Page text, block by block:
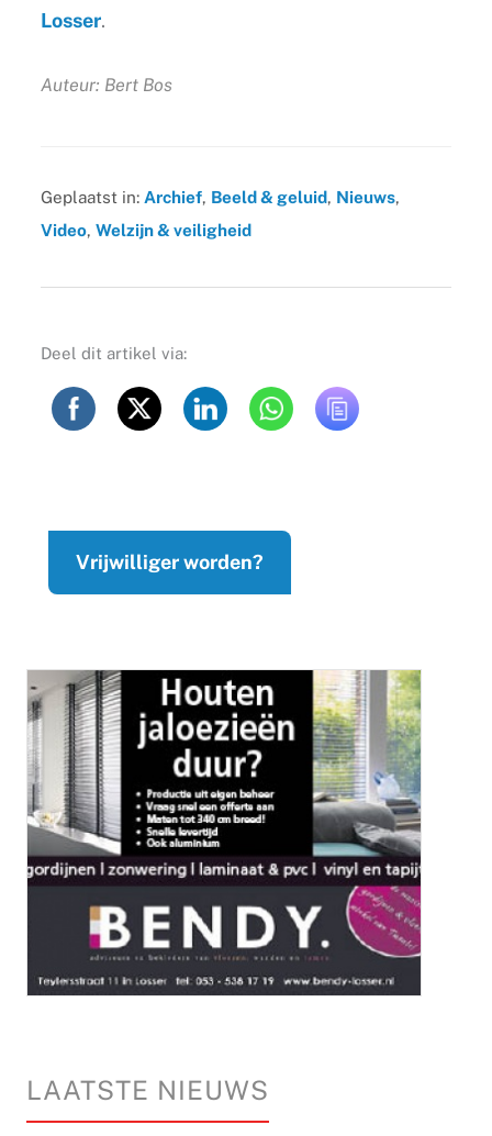
Losser.
Auteur: Bert Bos
Geplaatst in: Archief, Beeld & geluid, Nieuws,
Video, Welzijn & veiligheid
Deel dit artikel via:
Vrijwilliger worden?
LAATSTE NIEUWS